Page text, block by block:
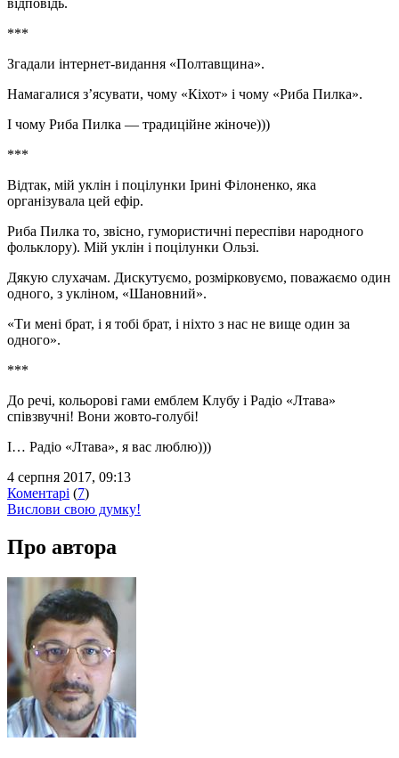
***
Згадали інтернет-видання «Полтавщина».
Намагалися з’ясувати, чому «Кіхот» і чому «Риба Пилка».
І чому Риба Пилка — традиційне жіноче)))
***
Відтак, мій уклін і поцілунки Ірині Філоненко, яка
організувала цей ефір.
Риба Пилка то, звісно, гумористичні переспіви народного
фольклору). Мій уклін і поцілунки Ользі.
Дякую слухачам. Дискутуємо, розмірковуємо, поважаємо один
одного, з укліном, «Шановний».
«Ти мені брат, і я тобі брат, і ніхто з нас не вище один за
одного».
***
До речі, кольорові гами емблем Клубу і Радіо «Лтава»
співзвучні! Вони жовто-голубі!
І… Радіо «Лтава», я вас люблю)))
4 серпня 2017, 09:13
Коментарі (7)
Вислови свою думку!
Про автора